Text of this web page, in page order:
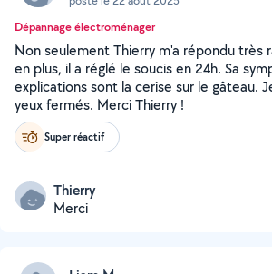
Dépannage électroménager
Non seulement Thierry m'a répondu très
en plus, il a réglé le soucis en 24h. Sa
explications sont la cerise sur le gâteau.
yeux fermés. Merci Thierry !
Super réactif
Thierry
Merci